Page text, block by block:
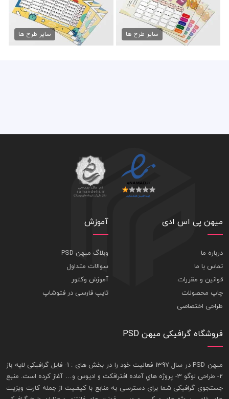
طرح برنامه کلاسی مدرسه
50,000 تومان
سایر طرح ها
طرح برنامه هفتگی مدرسه
50,000 تومان
سایر طرح ها
میهن پی اس ادی
درباره ما
تماس با ما
قوانین و مقررات
چاپ محصولات
طراحی اختصاصی
آموزش
وبلاگ میهن PSD
سوالات متداول
آموزش وکتور
تایپ فارسی در فتوشاپ
فروشگاه گرافیکی میهن PSD
ميهن PSD در سال 1397 فعاليت خود را در بخش های : 1-
فايل گرافيکی لايه باز
2- طراحی لوگو 3- پروژه هاي آماده افترافکت و اديوس و… آغاز کرده است. منبع
جستجوی گرافيکی شما برای دسترسی به منابع با کيفـيت از جملهکارت ويزيت